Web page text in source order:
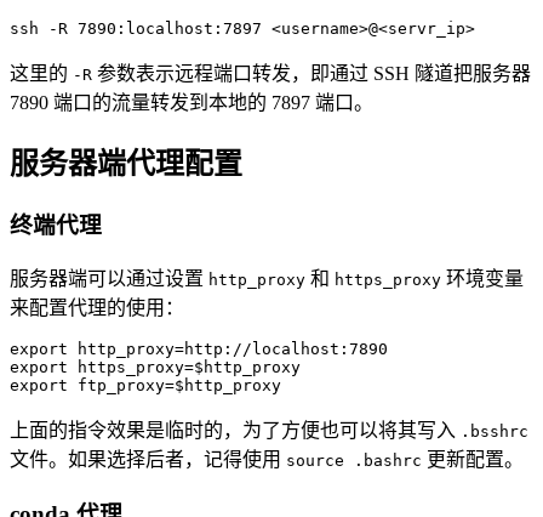
ssh -R 7890:localhost:7897 <username>@<servr_ip>
这里的 -R 参数表示远程端口转发，即通过 SSH 隧道把服务器
7890 端口的流量转发到本地的 7897 端口。
服务器端代理配置
终端代理
服务器端可以通过设置 http_proxy 和 https_proxy 环境变量
来配置代理的使用：
export http_proxy=http://localhost:7890
export https_proxy=$http_proxy
export ftp_proxy=$http_proxy
上面的指令效果是临时的，为了方便也可以将其写入 .bsshrc
文件。如果选择后者，记得使用 source .bashrc 更新配置。